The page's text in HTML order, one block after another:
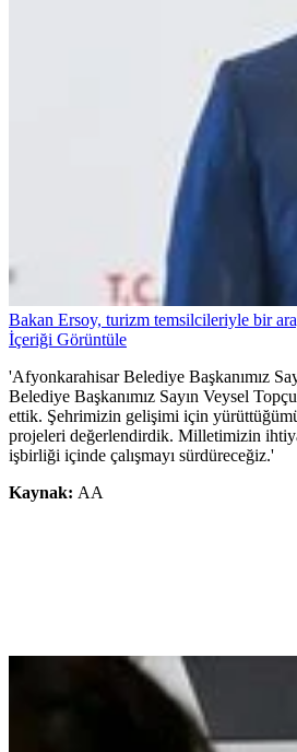
Bakan Ersoy, turizm temsilcileriyle bir
İçeriği Görüntüle
'Afyonkarahisar Belediye Başkanımız
Belediye Başkanımız Sayın Veysel
ettik. Şehrimizin gelişimi için
projeleri değerlendirdik. Milletimizin
işbirliği içinde çalışmayı sürdüreceğiz.'
Kaynak: AA